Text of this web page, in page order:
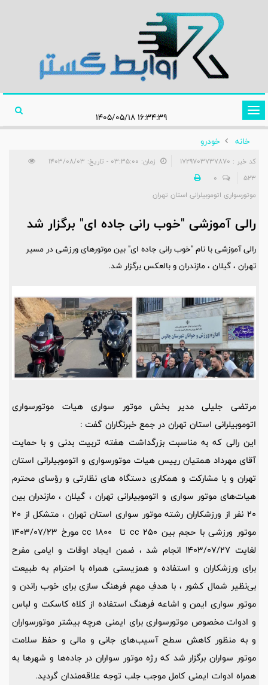
تغییر
وضعیت
ناوبری
خانه
خودرو
کد خبر : 1729703737870
زمان: ۰۳:۳۵:۰۰ - تاریخ: ۱۴۰۳/۰۸/۰۳
523
0
موتورسواری اتوموبیلرانی استان تهران
رالی آموزشی "خوب رانی جاده ای" برگزار شد
رالی آموزشی با نام "خوب رانی جاده ای" بین موتورهای ورزشی در مسیر
تهران ، گیلان ، مازندران و بالعکس برگزار شد.
مرتضی جلیلی مدیر بخش موتور سواری هیات موتورسواری
اتوموبیلرانی استان تهران در جمع خبرنگاران گفت :
این رالی که به مناسبت بزرگداشت هفته تربیت بدنی و با حمایت
آقای مهرداد همتیان رییس هیات موتورسواری و اتوموبیلرانی استان
تهران و با مشارکت و همکاری دستگاه های نظارتی و رؤسای محترم
هیات‌های موتور سواری و اتوموبیلرانی تهران ، گیلان ، مازندران بین
20 نفر از ورزشکاران رشته موتور سواری استان تهران ، متشکل از 20
موتور ورزشی با حجم بین cc 250 تا cc 1800 مورخ 1403/07/23
لغایت 1403/07/27 انجام شد ، ضمن ایجاد اوقات و ایامی مفرح
برای ورزشکاران و استفاده و همزیستی همراه با احترام به طبیعت
بی‌نظیر شمال کشور ، با هدفِ مهمِ فرهنگ سازی برای خوب راندن و
موتور سواری ایمن و اشاعه فرهنگ استفاده از کلاه کاسکت و لباس
و ادوات مخصوص موتورسواری برای ایمنی هرچه بیشتر موتورسواران
و به منظور کاهش سطح آسیب‌های جانی و مالی و حفظ سلامت
موتور سواران برگزار شد که رژه موتور سواران در جاده‌ها و شهرها به
همراه ادوات ایمنی کامل موجب جلب توجه علاقه‌مندان گردید.